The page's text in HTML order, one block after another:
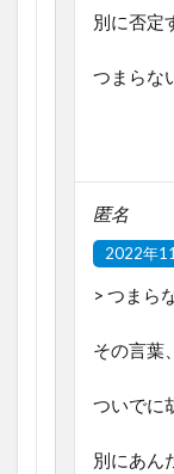
別に否定
つまらな
匿名
2022年
> つまら
その言葉
ついでに
別にあん